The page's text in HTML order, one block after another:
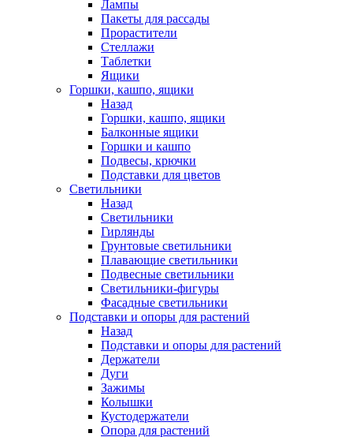
Лампы
Пакеты для рассады
Прорастители
Стеллажи
Таблетки
Ящики
Горшки, кашпо, ящики
Назад
Горшки, кашпо, ящики
Балконные ящики
Горшки и кашпо
Подвесы, крючки
Подставки для цветов
Светильники
Назад
Светильники
Гирлянды
Грунтовые светильники
Плавающие светильники
Подвесные светильники
Светильники-фигуры
Фасадные светильники
Подставки и опоры для растений
Назад
Подставки и опоры для растений
Держатели
Дуги
Зажимы
Колышки
Кустодержатели
Опора для растений